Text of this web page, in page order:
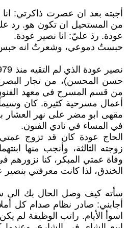
أجبته بعد ان عصرت ذاكرتي:
من المستحيل ان تكون هو. رد
عودة. ردَ عليّ: انا نصير عودة.
حبستُ دموعي، وشعرتُ انه حبس
حسن المحسن)، من تجار
من قسم المسرح في معهد
أعمال مسرحية كثيرة. كان
مقهى ابو مضر على نهر العشار
في المساء في نادي الفنون.
الحاج عودة كان قد تزوج
زوجته الثالثة، وأنجب منها
وفاة عمتي المبكر، كنا نزورهم
الخندق، لذا كانت معرفتي بنصير
سأته كيف وصل الحال بك الى
أجابني: صادر نظام صدام كل
اسوأ الأيام. راتب الوظيفة لم